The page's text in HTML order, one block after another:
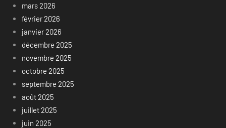
mars 2026
février 2026
janvier 2026
décembre 2025
novembre 2025
octobre 2025
septembre 2025
août 2025
juillet 2025
juin 2025